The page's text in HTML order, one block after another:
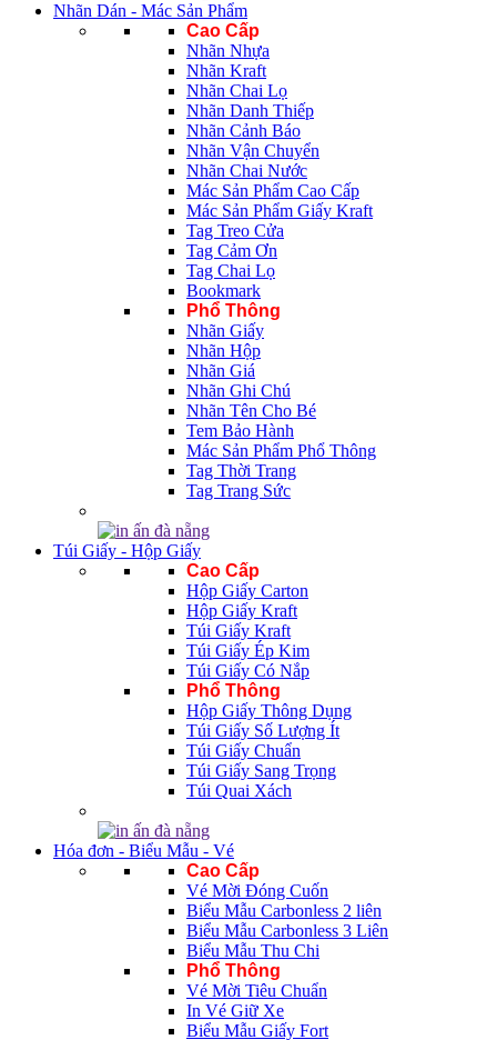
Nhãn Dán - Mác Sản Phẩm
Cao Cấp
Nhãn Nhựa
Nhãn Kraft
Nhãn Chai Lọ
Nhãn Danh Thiếp
Nhãn Cảnh Báo
Nhãn Vận Chuyển
Nhãn Chai Nước
Mác Sản Phẩm Cao Cấp
Mác Sản Phẩm Giấy Kraft
Tag Treo Cửa
Tag Cảm Ơn
Tag Chai Lọ
Bookmark
Phổ Thông
Nhãn Giấy
Nhãn Hộp
Nhãn Giá
Nhãn Ghi Chú
Nhãn Tên Cho Bé
Tem Bảo Hành
Mác Sản Phẩm Phổ Thông
Tag Thời Trang
Tag Trang Sức
Túi Giấy - Hộp Giấy
Cao Cấp
Hộp Giấy Carton
Hộp Giấy Kraft
Túi Giấy Kraft
Túi Giấy Ép Kim
Túi Giấy Có Nắp
Phổ Thông
Hộp Giấy Thông Dụng
Túi Giấy Số Lượng Ít
Túi Giấy Chuẩn
Túi Giấy Sang Trọng
Túi Quai Xách
Hóa đơn - Biểu Mẫu - Vé
Cao Cấp
Vé Mời Đóng Cuốn
Biểu Mẫu Carbonless 2 liên
Biểu Mẫu Carbonless 3 Liên
Biểu Mẫu Thu Chi
Phổ Thông
Vé Mời Tiêu Chuẩn
In Vé Giữ Xe
Biểu Mẫu Giấy Fort